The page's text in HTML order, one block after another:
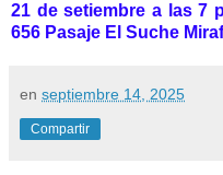
21 de setiembre a las 7
656 Pasaje El Suche
en septiembre 14, 2025
Compartir